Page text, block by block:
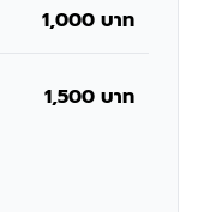
1,000 บาท
1,500 บาท